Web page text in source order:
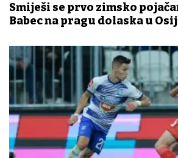
Smiješi se prvo zimsko
Babec na pragu dolaska u